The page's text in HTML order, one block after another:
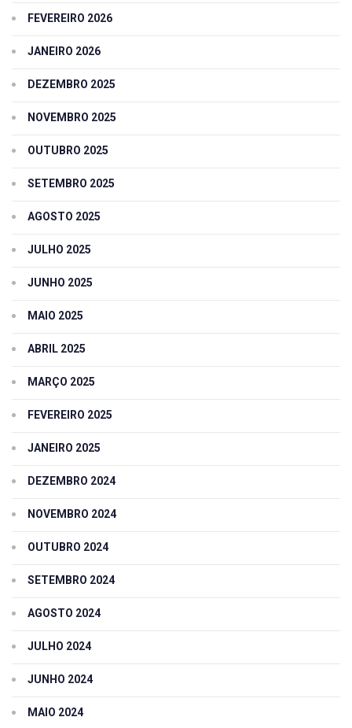
FEVEREIRO 2026
JANEIRO 2026
DEZEMBRO 2025
NOVEMBRO 2025
OUTUBRO 2025
SETEMBRO 2025
AGOSTO 2025
JULHO 2025
JUNHO 2025
MAIO 2025
ABRIL 2025
MARÇO 2025
FEVEREIRO 2025
JANEIRO 2025
DEZEMBRO 2024
NOVEMBRO 2024
OUTUBRO 2024
SETEMBRO 2024
AGOSTO 2024
JULHO 2024
JUNHO 2024
MAIO 2024